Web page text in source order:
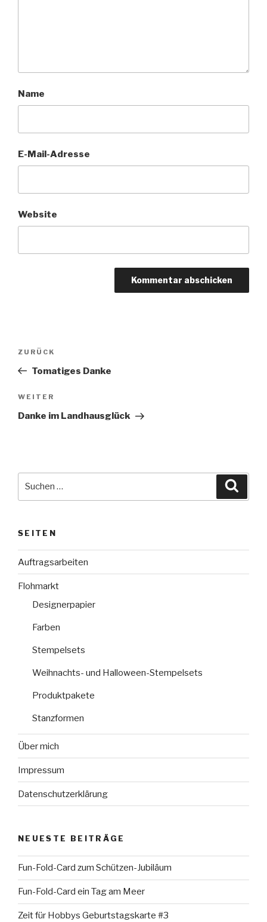
Name
E-Mail-Adresse
Website
Beitragsnavigation
Vorheriger
Beitrag
ZURÜCK
Tomatiges Danke
Nächster
Beitrag
WEITER
Danke im Landhausglück
SEITEN
Auftragsarbeiten
Flohmarkt
Designerpapier
Farben
Stempelsets
Weihnachts- und Halloween-Stempelsets
Produktpakete
Stanzformen
Über mich
Impressum
Datenschutzerklärung
NEUESTE BEITRÄGE
Fun-Fold-Card zum Schützen-Jubiläum
Fun-Fold-Card ein Tag am Meer
Zeit für Hobbys Geburtstagskarte #3